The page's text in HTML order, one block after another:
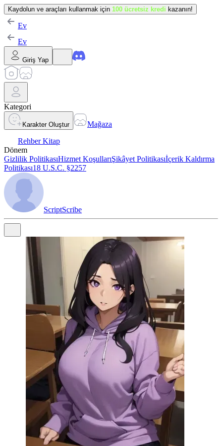
Kaydolun ve araçları kullanmak için 100 ücretsiz kredi kazanın!
Ev
Ev
Giriş Yap
Kategori
Karakter Oluştur
Mağaza
Rehber Kitap
Dönem
Gizlilik PolitikasıHizmet KoşullarıŞikâyet Politikasıİçerik Kaldırma
Politikası18 U.S.C. §2257
ScriptScribe